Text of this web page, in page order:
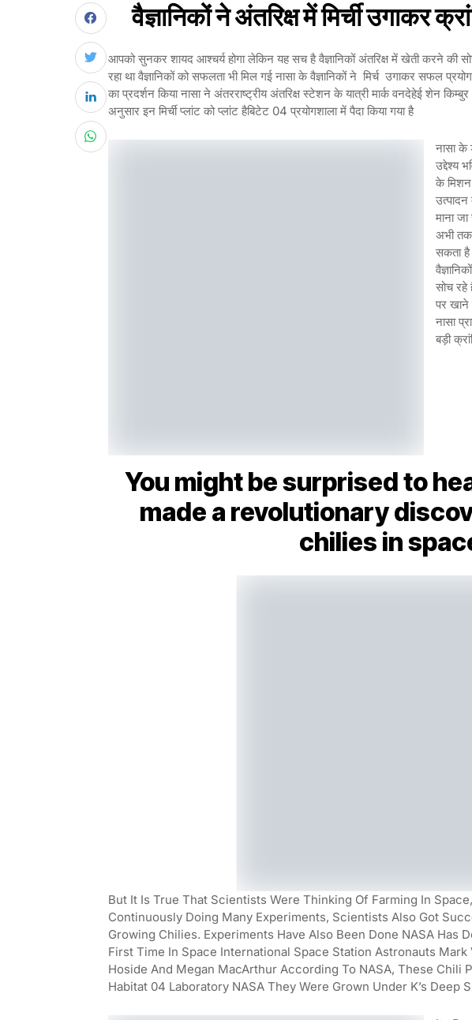
वैज्ञानिकों ने अंतरिक्ष में मिर्ची उगाकर
आपको सुनकर शायद आश्चर्य होगा लेकिन यह सच है वैज्ञानिकों अंतरिक्ष में खेती करने की
रहा था वैज्ञानिकों को सफलता भी मिल गई नासा के वैज्ञानिकों ने मिर्च उगाकर सफल
का प्रदर्शन किया नासा ने अंतरराष्ट्रीय अंतरिक्ष स्टेशन के यात्री मार्क वनदेहेई शेन
अनुसार इन मिर्ची प्लांट को प्लांट हैबिटेट 04 प्रयोगशाला में पैदा किया गया है
नासा के
उद्देश्य
के मिशन
माना
अभी तक
सकता है
सोच रहे
पर खाने
नासा
बड़ी
You might be surprised to
made a revolutionary
chilies in
But It Is True That Scientists Were Thinking Of Farming In
Continuously Doing Many Experiments, Scientists Also Got
Growing Chilies. Experiments Have Also Been Done NASA Has
First Time In Space International Space Station Astronauts
Hoside And Megan MacArthur According To NASA, These Chili
Habitat 04 Laboratory NASA They Were Grown Under K’s Deep